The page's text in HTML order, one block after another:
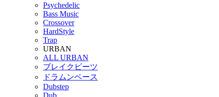
Psychedelic
Bass Music
Crossover
HardStyle
Trap
URBAN
ALL URBAN
ブレイクビーツ
ドラムンベース
Dubstep
Dub